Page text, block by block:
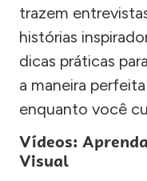
trazem
histórias
dicas práticas
a maneira
enquanto você
Vídeos:
Visual